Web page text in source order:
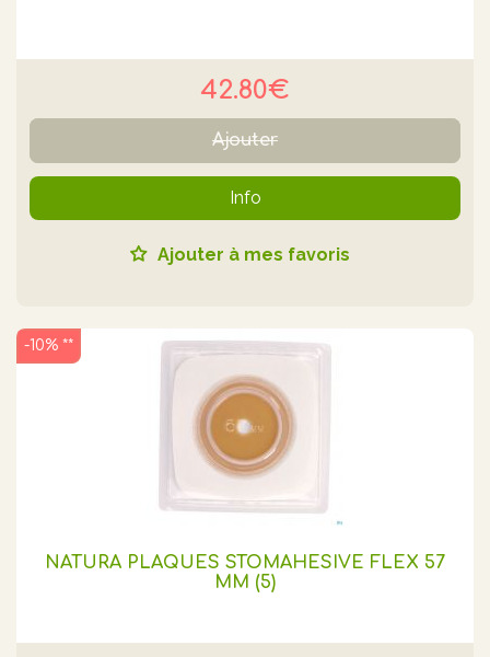
42.80€
Ajouter
Info
Ajouter à mes favoris
NATURA PLAQUES STOMAHESIVE FLEX 57
MM (5)
-10% **